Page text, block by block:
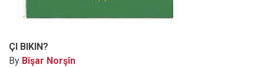
ÇI BIKIN?
By Bîşar Norşîn